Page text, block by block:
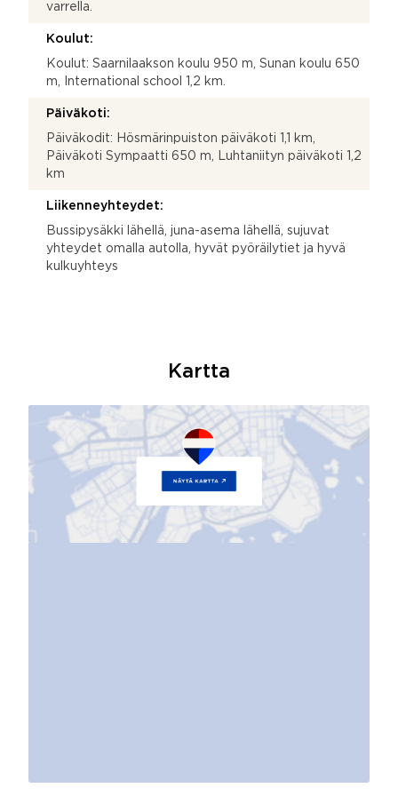
varrella.
Koulut:
Koulut: Saarnilaakson koulu 950 m, Sunan koulu 650
m, International school 1,2 km.
Päiväkoti:
Päiväkodit: Hösmärinpuiston päiväkoti 1,1 km,
Päiväkoti Sympaatti 650 m, Luhtaniityn päiväkoti 1,2
km
Liikenneyhteydet:
Bussipysäkki lähellä, juna-asema lähellä, sujuvat
yhteydet omalla autolla, hyvät pyöräilytiet ja hyvä
kulkuyhteys
Kartta